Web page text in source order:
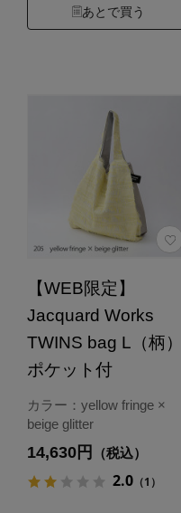
あとで買う
【WEB限定】
Jacquard Works
TWINS bag L（柄）
ポケット付
カラー：yellow fringe ×
beige glitter
14,630円 （税込）
2.0（1）